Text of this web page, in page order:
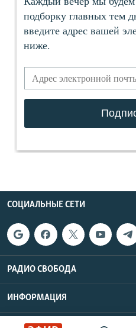
СОЦИАЛЬНЫЕ СЕТИ
РАДИО СВОБОДА
ИНФОРМАЦИЯ